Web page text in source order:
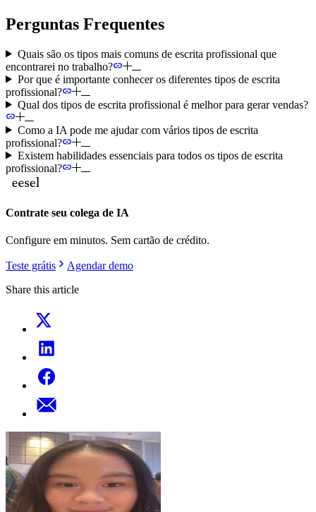
Perguntas Frequentes
Quais são os tipos mais comuns de escrita profissional que
encontrarei no trabalho?
Por que é importante conhecer os diferentes tipos de escrita
profissional?
Qual dos tipos de escrita profissional é melhor para gerar vendas?
Como a IA pode me ajudar com vários tipos de escrita
profissional?
Existem habilidades essenciais para todos os tipos de escrita
profissional?
Contrate seu colega de IA
Configure em minutos. Sem cartão de crédito.
Teste grátis
Agendar demo
Share this article